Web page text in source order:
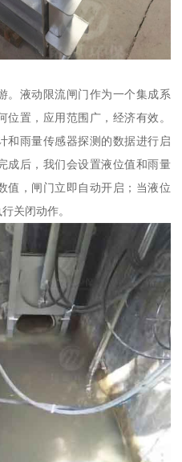
。液动限流闸门作为一个集成系
置，应用范围广，经济有效。
和雨量传感器探测的数据进行启
成后，我们会设置液位值和雨量
值，闸门立即自动开启；当液位
关闭动作。